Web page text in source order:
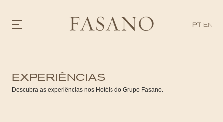
PT EN
HOTÉIS
EXPERIÊNCIAS
EXPERIÊNCIAS
Descubra as experiências nos Hotéis do Grupo Fasano.